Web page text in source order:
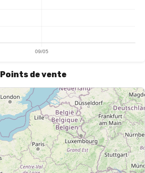
Points de vente